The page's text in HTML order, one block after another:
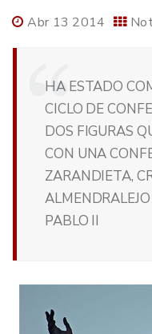
Abr 13 2014
HA ESTADO
CICLO DE
DOS FIGURAS
CON UNA
ZARANDIETA,
PABLO II